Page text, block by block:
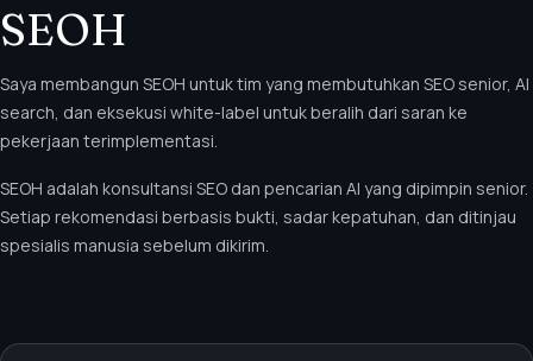
SEOH
Saya membangun SEOH untuk tim yang membutuhkan SEO senior, AI
search, dan eksekusi white-label untuk beralih dari saran ke
pekerjaan terimplementasi.
SEOH adalah konsultansi SEO dan pencarian AI yang dipimpin senior.
Setiap rekomendasi berbasis bukti, sadar kepatuhan, dan ditinjau
spesialis manusia sebelum dikirim.